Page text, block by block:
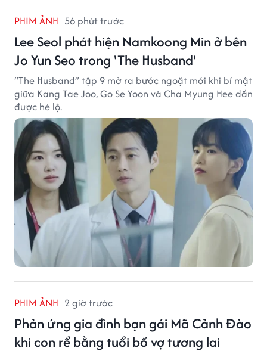
PHIM ẢNH 56 phút trước
Lee Seol phát hiện Namkoong Min ở bên
Jo Yun Seo trong 'The Husband'
“The Husband” tập 9 mở ra bước ngoặt mới khi bí mật
giữa Kang Tae Joo, Go Se Yoon và Cha Myung Hee dần
được hé lộ.
PHIM ẢNH 2 giờ trước
Phản ứng gia đình bạn gái Mã Cảnh Đào
khi con rể bằng tuổi bố vợ tương lai